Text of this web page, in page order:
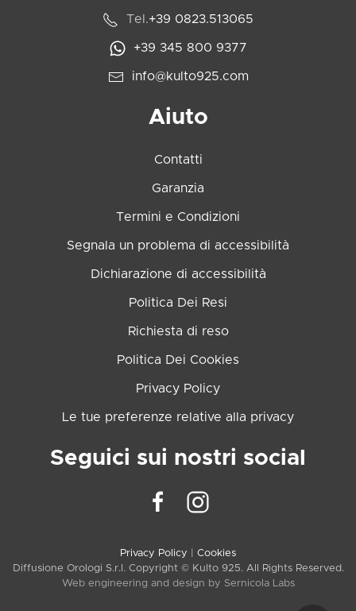
Tel.+39 0823.513065
+39 345 800 9377
info@kulto925.com
Aiuto
Contatti
Garanzia
Termini e Condizioni
Segnala un problema di accessibilità
Dichiarazione di accessibilità
Politica Dei Resi
Richiesta di reso
Politica Dei Cookies
Privacy Policy
Le tue preferenze relative alla privacy
Seguici sui nostri social
Privacy Policy
Cookies
Diffusione Orologi S.r.l. Copyright © Kulto 925. All Rights Reserved.
Web engineering and design by Sernicola Labs